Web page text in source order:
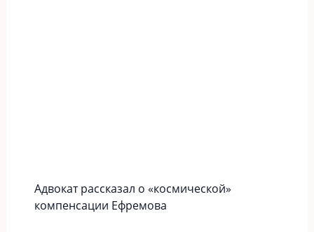
Адвокат рассказал о «космической»
компенсации Ефремова